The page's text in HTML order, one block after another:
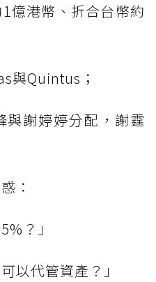
億港幣、折合台幣約
與Quintus；
與謝婷婷分配，謝霆
：
？」
以代管資產？」